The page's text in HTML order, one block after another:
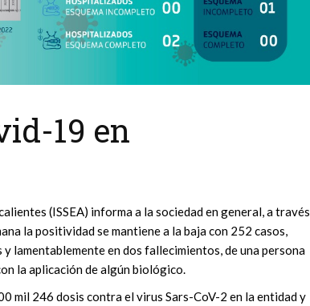
19 en
(ISSEA) informa a la sociedad en general, a través
la positividad se mantiene a la baja con 252 casos,
lamentablemente en dos fallecimientos, de una persona
la aplicación de algún biológico.
mil 246 dosis contra el virus Sars-CoV-2 en la entidad y